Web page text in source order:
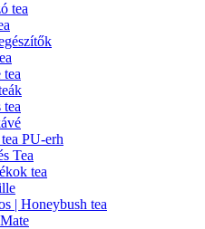
tea
tea
tea
PU-erh
Tea
tea
| Honeybush tea